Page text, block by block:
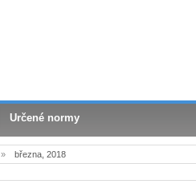
Určené normy
» března, 2018